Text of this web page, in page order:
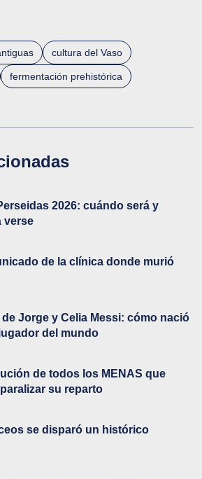
cultura del Vaso
fermentación prehistórica
2026: cuándo será y
verse
de la clínica donde murió
Jorge y Celia Messi: cómo nació
del mundo
de todos los MENAS que
su reparto
se disparó un histórico